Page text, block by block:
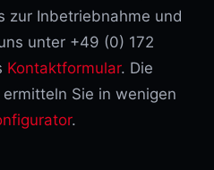
zur Inbetriebnahme und
unter +49 (0) 172
Kontaktformular. Die
Sie in wenigen
.